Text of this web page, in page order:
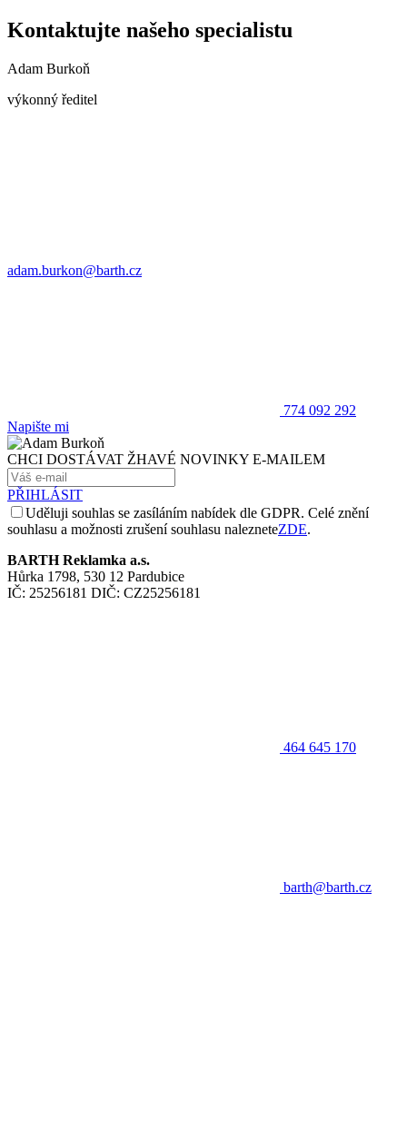
Kontaktujte našeho specialistu
Adam Burkoň
výkonný ředitel
adam.burkon@barth.cz
774 092 292
Napište mi
CHCI DOSTÁVAT ŽHAVÉ NOVINKY E-MAILEM
PŘIHLÁSIT
Uděluji souhlas se zasíláním nabídek dle GDPR. Celé znění
souhlasu a možnosti zrušení souhlasu nalezneteZDE.
BARTH Reklamka a.s.
Hůrka 1798, 530 12 Pardubice
IČ: 25256181 DIČ: CZ25256181
464 645 170
barth@barth.cz